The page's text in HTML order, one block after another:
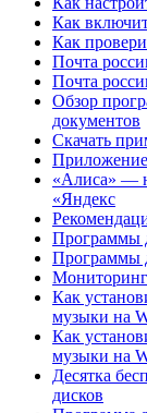
Как
Как
Почта
Почта
Обзор
документов
Скачать
Приложение
«Алиса» —
«Яндекс
Программы
Программы
Как
музыки на
Как
музыки на
Десятка
дисков